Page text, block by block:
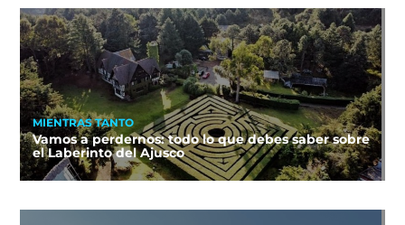
MIENTRAS TANTO
Vamos a perdernos: todo lo que debes saber sobre
el Laberinto del Ajusco